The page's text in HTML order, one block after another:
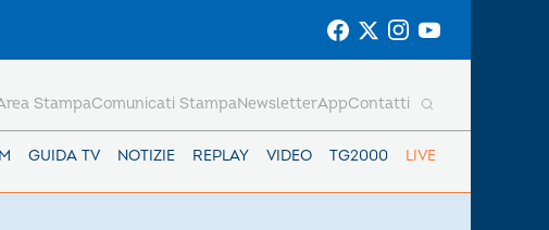
GUIDA TV NOTIZIE REPLAY VIDEO TG2000 LIVE
StampaComunicati StampaNewsletterAppContatti